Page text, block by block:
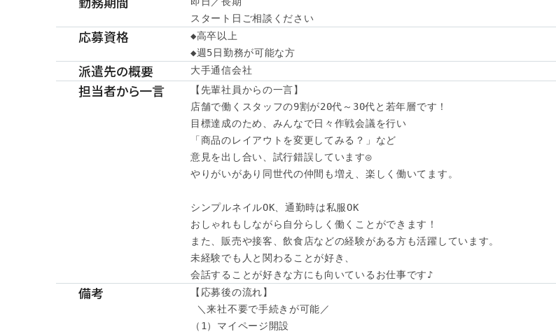
スタート日ご相談ください
応募資格
◆高卒以上
◆週5日勤務が可能な方
派遣先の概要 大手通信会社
担当者から一言
【先輩社員からの一言】
店舗で働くスタッフの9割が20代～30代と若年層です！
目標達成のため、みんなで日々作戦会議を行い
「商品のレイアウトを変更してみる？」など
意見を出し合い、試行錯誤しています◎
やりがいがあり同世代の仲間も増え、楽しく働いてます。
シンプルネイルOK、通勤時は私服OK
おしゃれもしながら自分らしく働くことができます！
また、販売や接客、飲食店などの経験がある方も活躍しています。
未経験でも人と関わることが好き、
会話することが好きな方にも向いているお仕事です♪
備考
【応募後の流れ】
＼来社不要で手続きが可能／
（1）マイページ開設